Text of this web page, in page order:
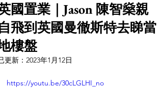
國置業｜Jason 陳智燊親
飛到英國曼徹斯特去睇當
樓盤
更新： 2023年1月12日
https://youtu.be/30cLGLHI_no